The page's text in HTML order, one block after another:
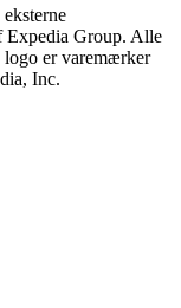
Expedia Group. Alle
logo er varemærker
Inc.